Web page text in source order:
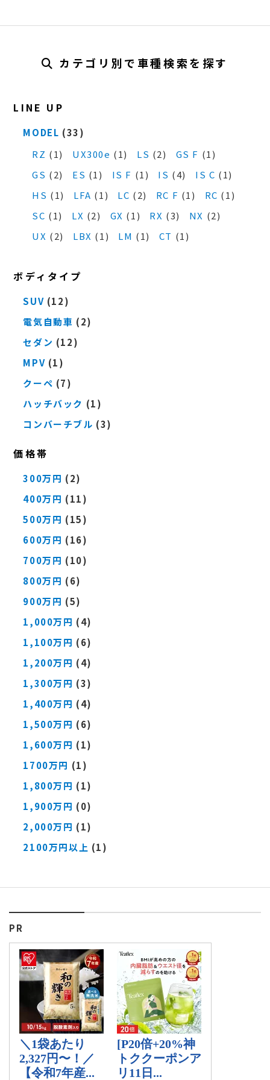
カテゴリ別で車種検索を探す
LINE UP
MODEL (33)
RZ (1) UX300e (1) LS (2) GS F (1)
GS (2) ES (1) IS F (1) IS (4) IS C (1)
HS (1) LFA (1) LC (2) RC F (1) RC (1)
SC (1) LX (2) GX (1) RX (3) NX (2)
UX (2) LBX (1) LM (1) CT (1)
ボディタイプ
SUV (12)
電気自動車 (2)
セダン (12)
MPV (1)
クーペ (7)
ハッチバック (1)
コンバーチブル (3)
価格帯
300万円 (2)
400万円 (11)
500万円 (15)
600万円 (16)
700万円 (10)
800万円 (6)
900万円 (5)
1,000万円 (4)
1,100万円 (6)
1,200万円 (4)
1,300万円 (3)
1,400万円 (4)
1,500万円 (6)
1,600万円 (1)
1700万円 (1)
1,800万円 (1)
1,900万円 (0)
2,000万円 (1)
2100万円以上 (1)
PR